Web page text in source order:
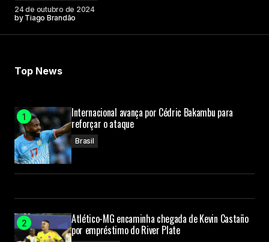
Submit Comment
24 de outubro de 2024
by Tiago Brandão
Top News
Internacional avança por Cédric Bakambu para
reforçar o ataque
Brasil
Atlético-MG encaminha chegada de Kevin Castaño
por empréstimo do River Plate